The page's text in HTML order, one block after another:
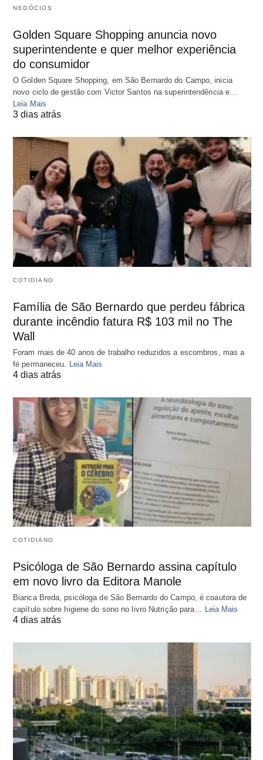
NEGÓCIOS
Golden Square Shopping anuncia novo
superintendente e quer melhor experiência
do consumidor
O Golden Square Shopping, em São Bernardo do Campo, inicia
novo ciclo de gestão com Victor Santos na superintendência e…
Leia Mais
3 dias atrás
COTIDIANO
Família de São Bernardo que perdeu fábrica
durante incêndio fatura R$ 103 mil no The
Wall
Foram mais de 40 anos de trabalho reduzidos a escombros, mas a
fé permaneceu. Leia Mais
4 dias atrás
COTIDIANO
Psicóloga de São Bernardo assina capítulo
em novo livro da Editora Manole
Bianca Breda, psicóloga de São Bernardo do Campo, é coautora de
capítulo sobre higiene do sono no livro Nutrição para… Leia Mais
4 dias atrás